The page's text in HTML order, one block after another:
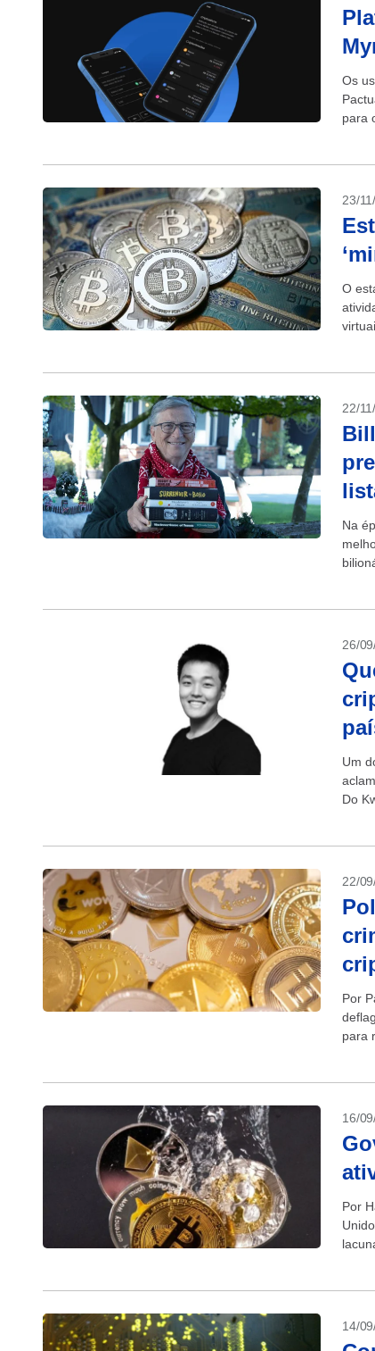
Os
para
23/
O
22/
Na
26/
Um
Do
22/
Por
para
16/
Por
14/